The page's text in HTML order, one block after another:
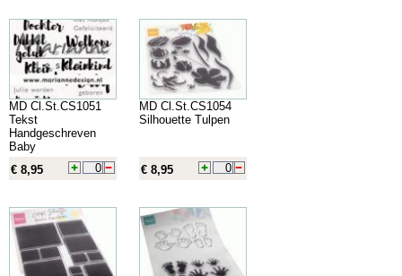
MD Cl.St.CS1051
Tekst
Handgeschreven
Baby
€ 8,95
MD Cl.St.CS1054
Silhouette Tulpen
€ 8,95